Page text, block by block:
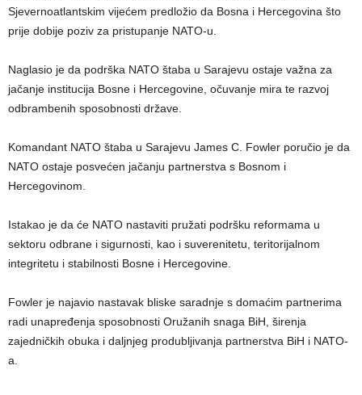
Sjevernoatlantskim vijećem predložio da Bosna i Hercegovina što
prije dobije poziv za pristupanje NATO-u.
Naglasio je da podrška NATO štaba u Sarajevu ostaje važna za
jačanje institucija Bosne i Hercegovine, očuvanje mira te razvoj
odbrambenih sposobnosti države.
Komandant NATO štaba u Sarajevu James C. Fowler poručio je da
NATO ostaje posvećen jačanju partnerstva s Bosnom i
Hercegovinom.
Istakao je da će NATO nastaviti pružati podršku reformama u
sektoru odbrane i sigurnosti, kao i suverenitetu, teritorijalnom
integritetu i stabilnosti Bosne i Hercegovine.
Fowler je najavio nastavak bliske saradnje s domaćim partnerima
radi unapređenja sposobnosti Oružanih snaga BiH, širenja
zajedničkih obuka i daljnjeg produbljivanja partnerstva BiH i NATO-
a.